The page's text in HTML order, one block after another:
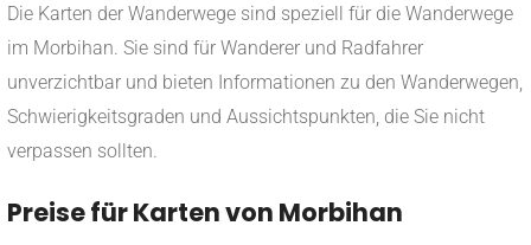
Die Karten der Wanderwege sind speziell für die Wanderwege
im Morbihan. Sie sind für Wanderer und Radfahrer
unverzichtbar und bieten Informationen zu den Wanderwegen,
Schwierigkeitsgraden und Aussichtspunkten, die Sie nicht
verpassen sollten.
Preise für Karten von Morbihan